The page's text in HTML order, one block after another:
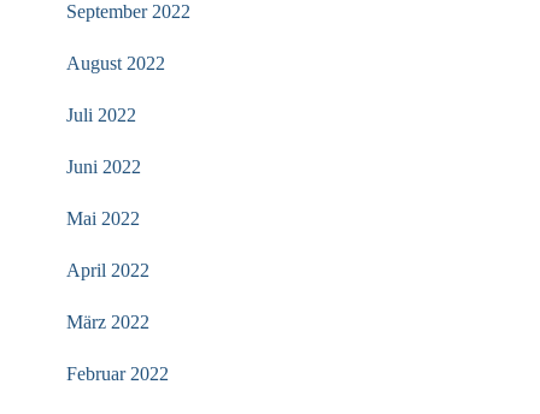
September 2022
August 2022
Juli 2022
Juni 2022
Mai 2022
April 2022
März 2022
Februar 2022